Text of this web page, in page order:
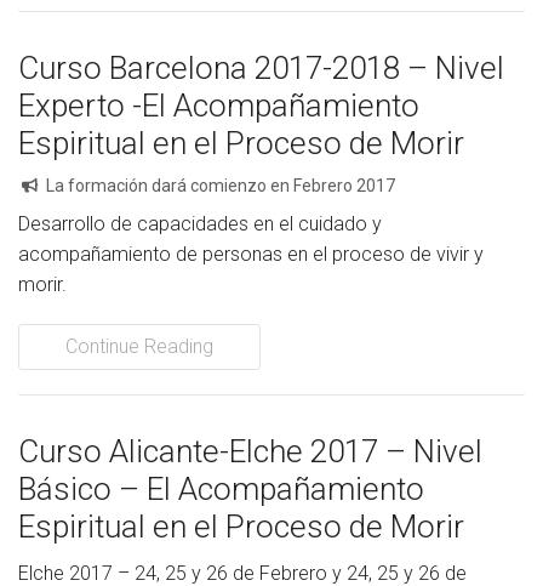
Curso Barcelona 2017-2018 – Nivel
Experto -El Acompañamiento
Espiritual en el Proceso de Morir
La formación dará comienzo en Febrero 2017
Desarrollo de capacidades en el cuidado y
acompañamiento de personas en el proceso de vivir y
morir.
Continue Reading
Curso Alicante-Elche 2017 – Nivel
Básico – El Acompañamiento
Espiritual en el Proceso de Morir
Elche 2017 – 24, 25 y 26 de Febrero y 24, 25 y 26 de